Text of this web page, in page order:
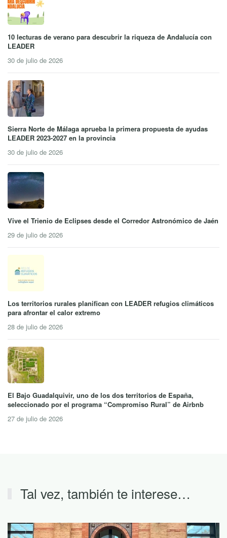
10 lecturas de verano para descubrir la riqueza de Andalucía con
LEADER
30 de julio de 2026
Sierra Norte de Málaga aprueba la primera propuesta de ayudas
LEADER 2023-2027 en la provincia
30 de julio de 2026
Vive el Trienio de Eclipses desde el Corredor Astronómico de Jaén
29 de julio de 2026
Los territorios rurales planifican con LEADER refugios climáticos
para afrontar el calor extremo
28 de julio de 2026
El Bajo Guadalquivir, uno de los dos territorios de España,
seleccionado por el programa “Compromiso Rural” de Airbnb
27 de julio de 2026
Tal vez, también te interese…